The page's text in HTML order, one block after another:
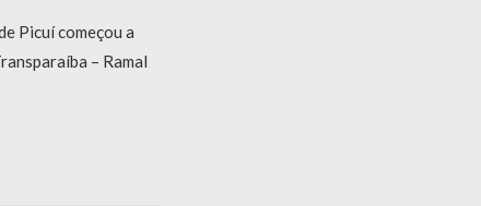
Picuí começou a
– Ramal